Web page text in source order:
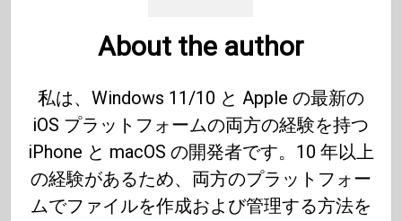
About the author
私は、Windows 11/10 と Apple の最新の
iOS プラットフォームの両方の経験を持つ
iPhone と macOS の開発者です。10 年以上
の経験があるため、両方のプラットフォー
ムでファイルを作成および管理する方法を